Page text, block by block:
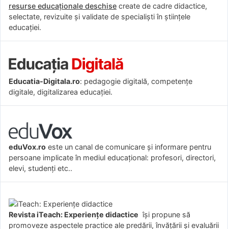
resurse educaționale deschise create de cadre didactice,
selectate, revizuite și validate de specialiști în științele
educației.
Educatia-Digitala.ro: pedagogie digitală, competențe
digitale, digitalizarea educației.
eduVox.ro este un canal de comunicare și informare pentru
persoane implicate în mediul educațional: profesori, directori,
elevi, studenți etc..
Revista iTeach: Experienţe didactice îşi propune să
promoveze aspectele practice ale predării, învăţării şi evaluării